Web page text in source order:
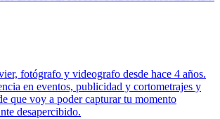
fotógrafo y videografo desde hace 4 años.
en eventos, publicidad y cortometrajes y
que voy a poder capturar tu momento
desapercibido.